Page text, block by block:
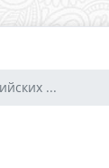
...